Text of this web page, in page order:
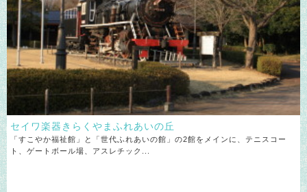
セイワ楽器きらくやまふれあいの丘
「すこやか福祉館」と「世代ふれあいの館」の2館をメインに、テニスコー
ト、ゲートボール場、アスレチック...